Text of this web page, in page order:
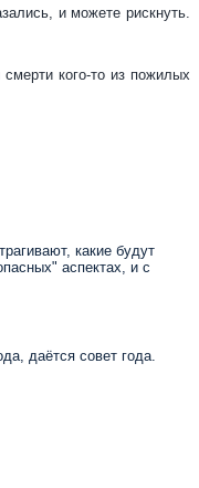
и можете рискнуть.
кого-то из пожилых
какие будут
аспектах, и с
даётся совет года.